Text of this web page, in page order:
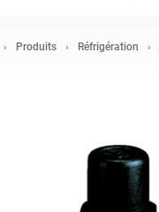
Produits Réfrigération